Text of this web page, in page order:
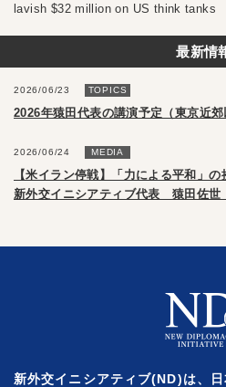
lavish $32 million on US think tanks
最新情
2026/06/23 TOPICS
2026年猿田代表の講演予定（東京近郊
2026/06/24 MEDIA
【米イラン停戦】「力による平和」
新外交イニシアティブ代表 猿田佐世
新外交イニシアティブ(ND)は、日